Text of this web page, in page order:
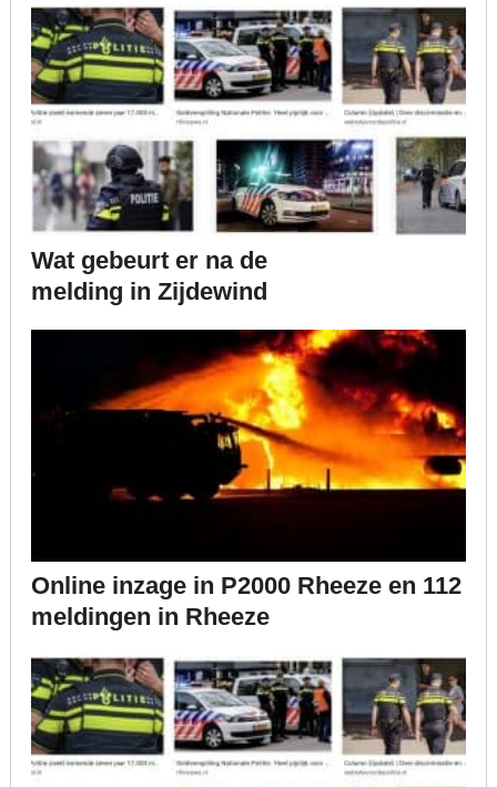
Wat gebeurt er na de
melding in Zijdewind
Online inzage in P2000 Rheeze en 112
meldingen in Rheeze